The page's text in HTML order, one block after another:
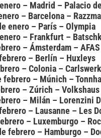
– Madrid – Palacio
– Barcelona –
enero – París – Olympia
– Frankfurt –
– Ámsterdam –
– Berlín – Huxleys
– Colonia –
febrero – Múnich –
– Zúrich – Volkshaus
– Milán – Lorenzini
– Lausanne – Les
– Luxemburgo –
febrero – Hamburgo –